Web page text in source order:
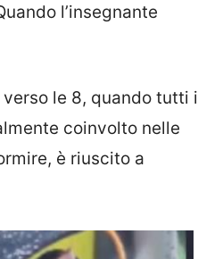
l’insegnante
le 8, quando tutti i
coinvolto nelle
è riuscito a